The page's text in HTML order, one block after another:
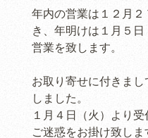
年内の営業は１２月
き、年明けは１月５
営業を致します。
お取り寄せに付きま
しました。
１月４日（火）より受
ご迷惑をお掛け致し